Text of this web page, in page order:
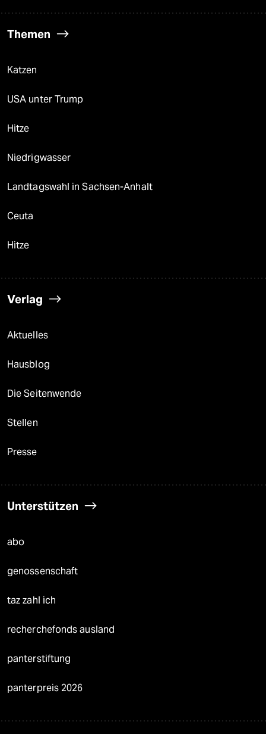
Themen
Katzen
USA unter Trump
Hitze
Niedrigwasser
Landtagswahl in Sachsen-Anhalt
Ceuta
Hitze
Verlag
Aktuelles
Hausblog
Die Seitenwende
Stellen
Presse
Unterstützen
abo
genossenschaft
taz zahl ich
recherchefonds ausland
panterstiftung
panterpreis 2026